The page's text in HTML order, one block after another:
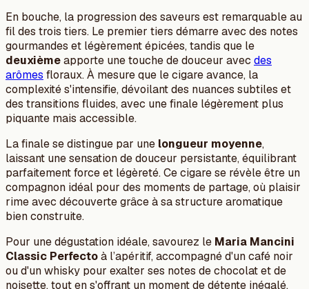
En bouche, la progression des saveurs est remarquable au
fil des trois tiers. Le premier tiers démarre avec des notes
gourmandes et légèrement épicées, tandis que le
deuxièmeapporte une touche de douceur avec des
arômes floraux. À mesure que le cigare avance, la
complexité s'intensifie, dévoilant des nuances subtiles et
des transitions fluides, avec une finale légèrement plus
piquante mais accessible.
La finale se distingue par une longueur moyenne,
laissant une sensation de douceur persistante, équilibrant
parfaitement force et légèreté. Ce cigare se révèle être un
compagnon idéal pour des moments de partage, où plaisir
rime avec découverte grâce à sa structure aromatique
bien construite.
Pour une dégustation idéale, savourez le Maria Mancini
Classic Perfectoà l’apéritif, accompagné d'un café noir
ou d'un whisky pour exalter ses notes de chocolat et de
noisette, tout en s'offrant un moment de détente inégalé.